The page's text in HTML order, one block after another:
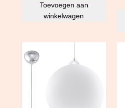
n
Toevoegen aan
winkelwagen